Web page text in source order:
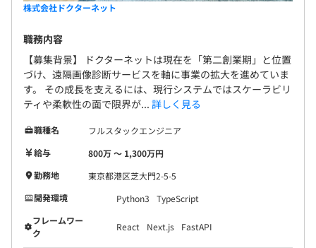
株式会社ドクターネット
職務内容
【募集背景】 ドクターネットは現在を「第二創業期」と位置
づけ、遠隔画像診断サービスを軸に事業の拡大を進めていま
す。 その成長を支えるには、現行システムではスケーラビリ
ティや柔軟性の面で限界が... 詳しく見る
職種名
フルスタックエンジニア
給与
800万 〜 1,300万円
勤務地
東京都港区芝大門2-5-5
開発環境
Python3
TypeScript
フレームワー
ク
React Next.js FastAPI